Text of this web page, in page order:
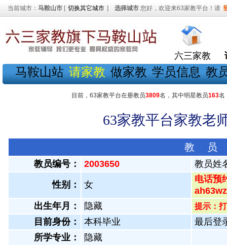
当前城市： 马鞍山市 [ 切换其它城市 ] 选择城市 您好，欢迎来63家教平台！请
六三家教
马鞍山站 请家教 做家教 学员信息 教
目前，63家教平台在册教员3809名，其中明星教员163名
63家教平台家教老
教 员
教员编号： 2003650 教员姓
性别： 女
电话预
出生年月：
隐藏 提示：
目前身份： 本科毕业
最后登
所学专业：
隐藏